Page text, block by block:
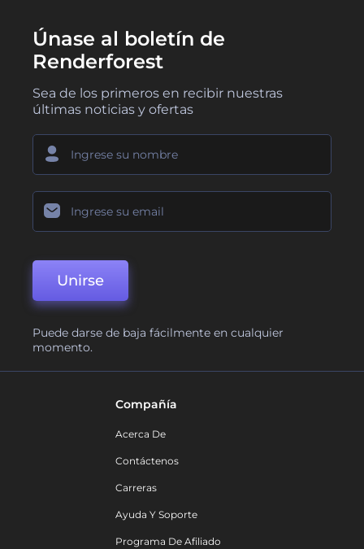
Únase al boletín de
Renderforest
Sea de los primeros en recibir nuestras
últimas noticias y ofertas
Unirse
Puede darse de baja fácilmente en cualquier
momento.
Compañía
Acerca De
Contáctenos
Carreras
Ayuda Y Soporte
Programa De Afiliado